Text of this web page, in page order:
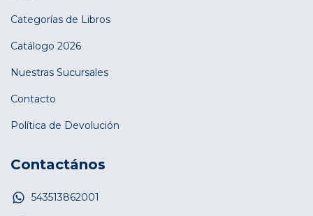
Categorías de Libros
Catálogo 2026
Nuestras Sucursales
Contacto
Política de Devolución
Contactános
543513862001